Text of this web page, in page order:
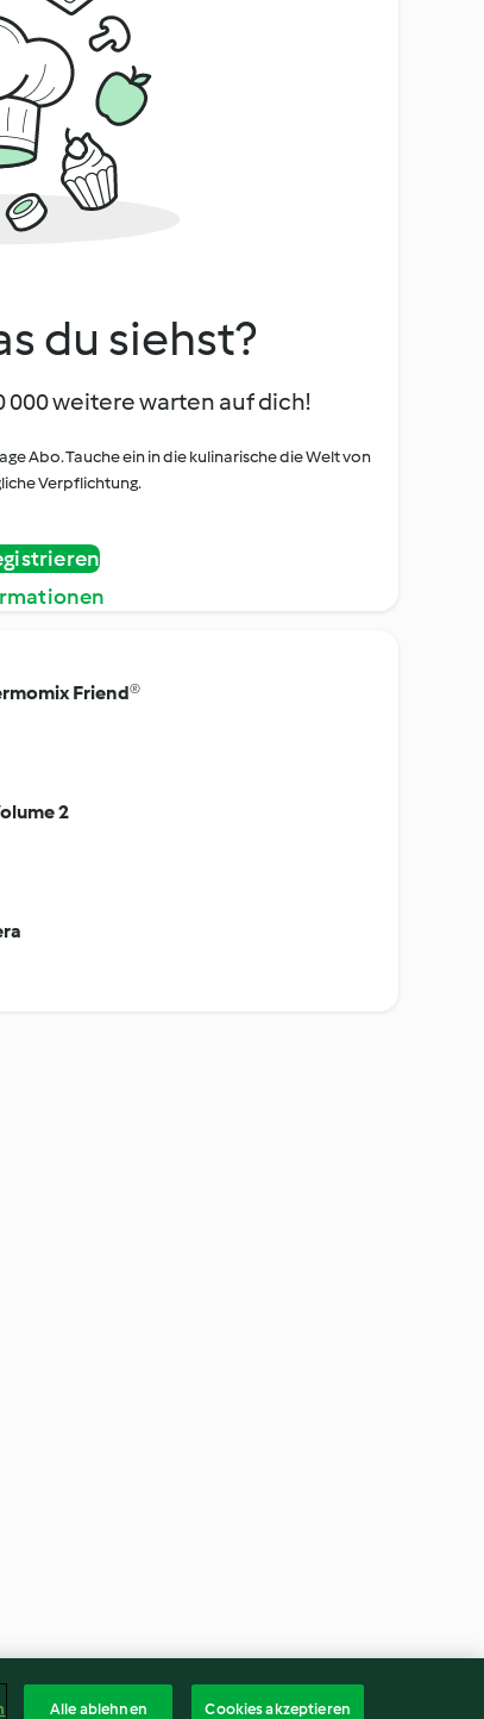
du siehst?
000 weitere warten auf dich!
Abo. Tauche ein in die kulinarische die Welt von
Verpflichtung.
Friend®
2
Alle ablehnen Cookies akzeptieren